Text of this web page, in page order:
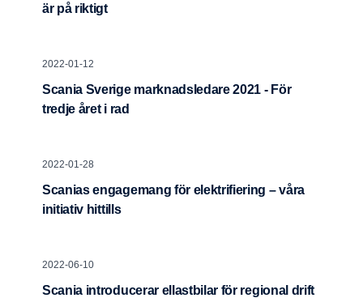
är på riktigt
2022-01-12
Scania Sverige marknadsledare 2021 - För
tredje året i rad
2022-01-28
Scanias engagemang för elektrifiering – våra
initiativ hittills
2022-06-10
Scania introducerar ellastbilar för regional drift